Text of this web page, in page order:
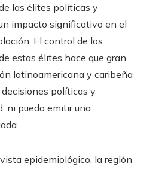
las élites políticas y
impacto significativo en el
El control de los
estas élites hace que gran
latinoamericana y caribeña
políticas y
ni pueda emitir una
epidemiológico, la región